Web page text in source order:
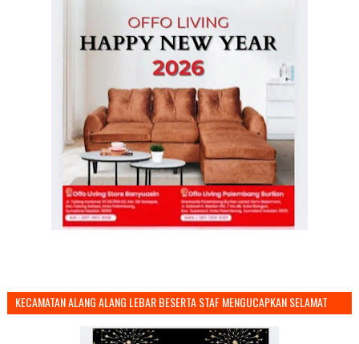
KECAMATAN ALANG ALANG LEBAR BESERTA STAF MENGUCAPKAN SELAMAT